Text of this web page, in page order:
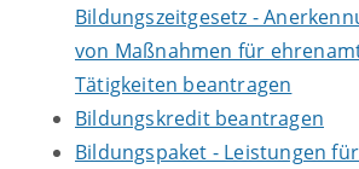
Bildungszeitgesetz -
von Maßnahmen für
Tätigkeiten beantragen
Bildungskredit beantragen
Bildungspaket - Leistungen